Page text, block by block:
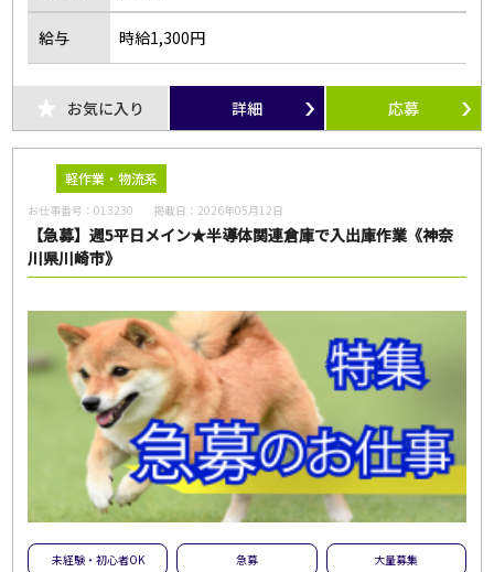
給与 時給1,300円
お気に入り 詳細 応募
軽作業・物流系
お仕事番号：013230 掲載日： 2026年05月12日
【急募】週5平日メイン★半導体関連倉庫で入出庫作業《神奈
川県川崎市》
未経験・初心者OK 急募 大量募集